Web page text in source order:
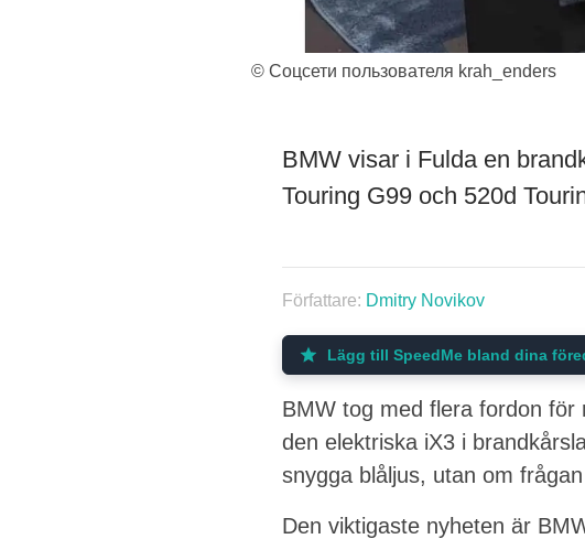
© Соцсети пользователя krah_enders
BMW visar i Fulda en
Touring G99 och 520d
Författare: Dmitry Novikov
Lägg till SpeedMe bland dina
BMW tog med flera fordon
den elektriska iX3 i
snygga blåljus, utan om
Den viktigaste nyheten är